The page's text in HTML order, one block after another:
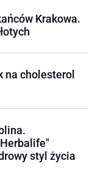
Krakowa.
na cholesterol
styl życia